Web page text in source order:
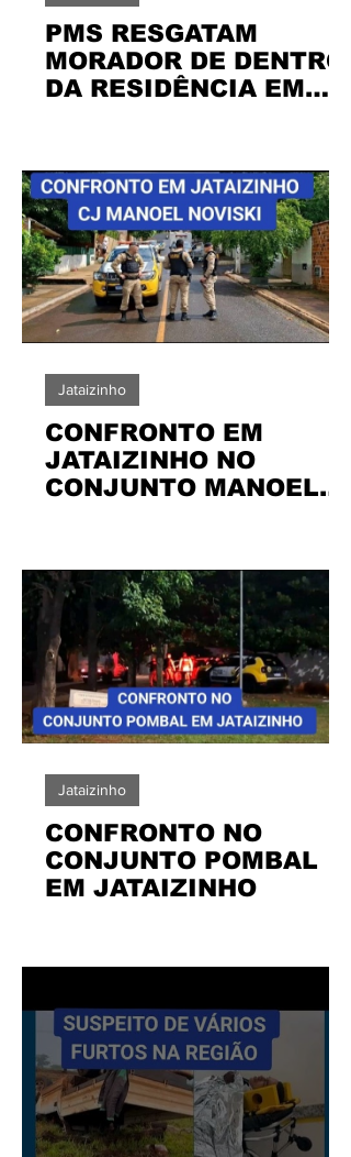
PMS RESGATAM
MORADOR DE DENTRO
DA RESIDÊNCIA EM
CONFRONTO EM
JATAIZINHO NO
CONJUNTO MANOEL
Jataizinho
CONFRONTO NO
CONJUNTO POMBAL
EM JATAIZINHO
Jataizinho